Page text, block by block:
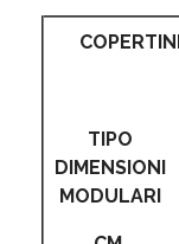
TIPO
DIMENSIONI
MODULARI